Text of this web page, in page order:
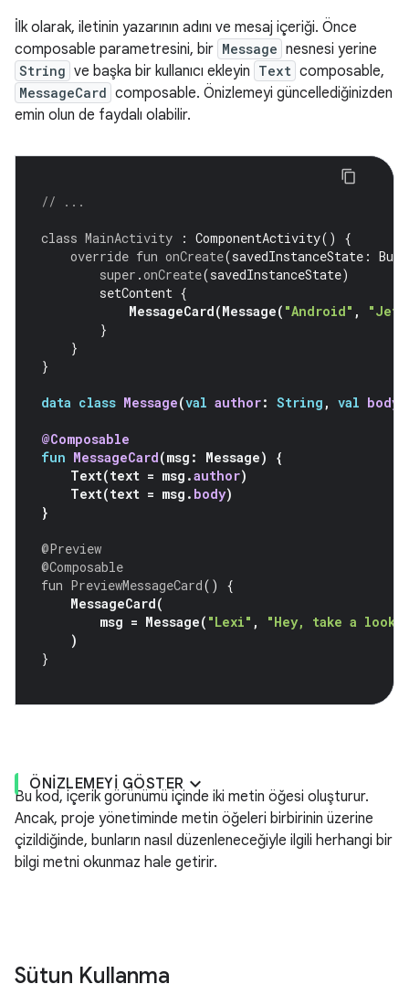
İlk olarak, iletinin yazarının adını ve mesaj içeriği. Önce
composable parametresini, bir Message nesnesi yerine
String ve başka bir kullanıcı ekleyin Text composable,
MessageCard composable. Önizlemeyi güncellediğinizden
emin olun de faydalı olabilir.
// ...
class MainActivity : ComponentActivity()
{
override fun onCreate(savedInstanceState :
super .onCreate(savedInstanceState)
setContent {
MessageCard(Message( "Android" ,
}
}
}
data class Message(val author: String , val body
@Composable
fun MessageCard(msg : Message)
{
Text(text = msg .author)
Text(text = msg . body)
}
@Preview
@Composable
fun PreviewMessageCard()
{
MessageCard(
msg = Message( "Lexi" ,
"Hey, take a look
)
}
ÖNIZLEMEYI GÖSTER
Bu kod, içerik görünümü içinde iki metin öğesi oluşturur.
Ancak, proje yönetiminde metin öğeleri birbirinin üzerine
çizildiğinde, bunların nasıl düzenleneceğiyle ilgili herhangi bir
bilgi metni okunmaz hale getirir.
Sütun Kullanma